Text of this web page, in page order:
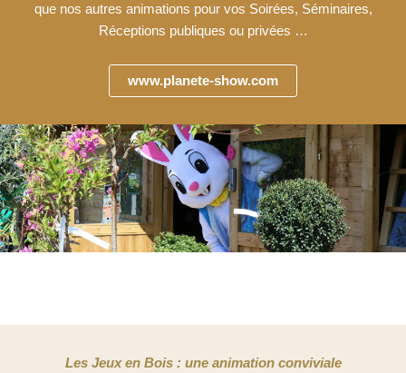
que nos autres animations pour vos Soirées, Séminaires,
Réceptions publiques ou privées …
www.planete-show.com
Les Jeux en Bois : une animation conviviale